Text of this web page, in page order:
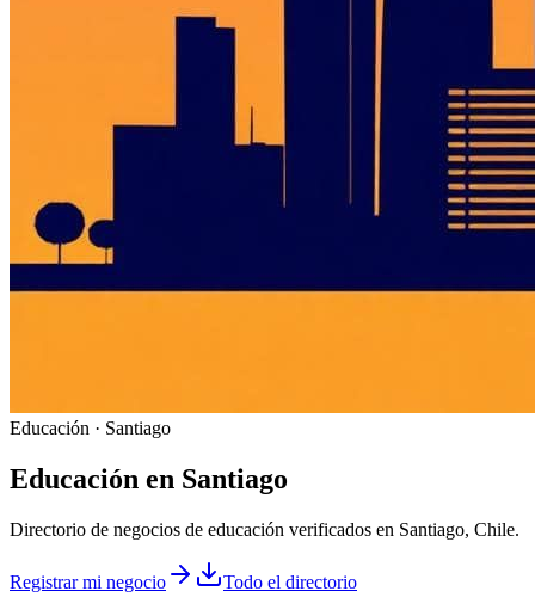
Educación · Santiago
Educación en Santiago
Directorio de negocios de educación verificados en Santiago, Chile.
Registrar mi negocio Todo el directorio